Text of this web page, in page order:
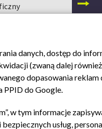
Kontakt
danych, dostęp do
(zwaną dalej również
dopasowania
PPID do Google.
w tym informacje
usług,